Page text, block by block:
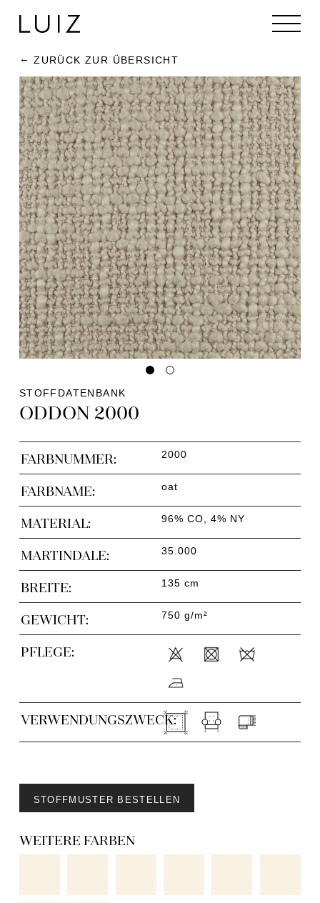
ZURÜCK ZUR ÜBERSICHT
STOFFDATENBANK
ODDON 2000
FARBNUMMER: 2000
FARBNAME: oat
MATERIAL: 96% CO, 4% NY
MARTINDALE: 35.000
BREITE: 135 cm
GEWICHT: 750 g/m²
PFLEGE:
VERWENDUNGSZWECK:
STOFFMUSTER BESTELLEN
WEITERE FARBEN